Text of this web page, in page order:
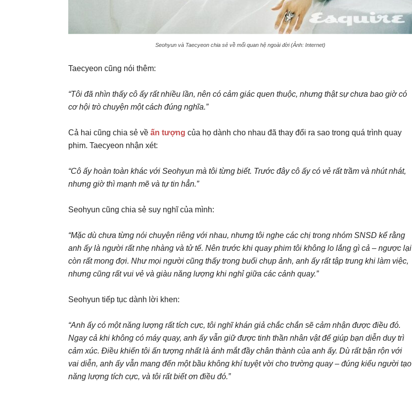
Seohyun và Taecyeon chia sẻ về mối quan hệ ngoài đời (Ảnh: Internet)
Taecyeon cũng nói thêm:
“Tôi đã nhìn thấy cô ấy rất nhiều lần, nên có cảm giác quen thuộc, nhưng thật sự chưa bao giờ có
cơ hội trò chuyện một cách đúng nghĩa.”
Cả hai cũng chia sẻ về ấn tượng của họ dành cho nhau đã thay đổi ra sao trong quá trình quay
phim. Taecyeon nhận xét:
“Cô ấy hoàn toàn khác với Seohyun mà tôi từng biết. Trước đây cô ấy có vẻ rất trầm và nhút nhát,
nhưng giờ thì mạnh mẽ và tự tin hẳn.”
Seohyun cũng chia sẻ suy nghĩ của mình:
“Mặc dù chưa từng nói chuyện riêng với nhau, nhưng tôi nghe các chị trong nhóm SNSD kể rằng
anh ấy là người rất nhẹ nhàng và tử tế. Nên trước khi quay phim tôi không lo lắng gì cả – ngược lại
còn rất mong đợi. Như mọi người cũng thấy trong buổi chụp ảnh, anh ấy rất tập trung khi làm việc,
nhưng cũng rất vui vẻ và giàu năng lượng khi nghỉ giữa các cảnh quay.”
Seohyun tiếp tục dành lời khen:
“Anh ấy có một năng lượng rất tích cực, tôi nghĩ khán giả chắc chắn sẽ cảm nhận được điều đó.
Ngay cả khi không có máy quay, anh ấy vẫn giữ được tinh thần nhân vật để giúp bạn diễn duy trì
cảm xúc. Điều khiến tôi ấn tượng nhất là ánh mắt đầy chân thành của anh ấy. Dù rất bận rộn với
vai diễn, anh ấy vẫn mang đến một bầu không khí tuyệt vời cho trường quay – đúng kiểu người tạo
năng lượng tích cực, và tôi rất biết ơn điều đó.”